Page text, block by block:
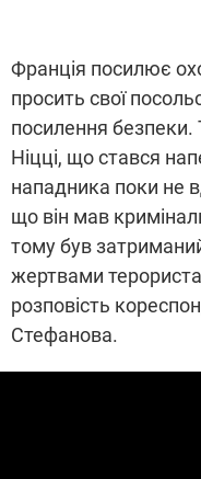
Франція посилює
просить свої
посилення безпеки.
Ніцці, що стався
нападника поки не
що він мав
тому був
жертвами
розповість
Стефанова.